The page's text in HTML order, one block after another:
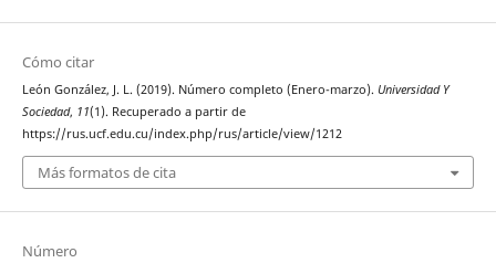
Cómo citar
León González, J. L. (2019). Número completo (Enero-marzo). Universidad Y
Sociedad, 11(1). Recuperado a partir de
https://rus.ucf.edu.cu/index.php/rus/article/view/1212
Más formatos de cita
Número